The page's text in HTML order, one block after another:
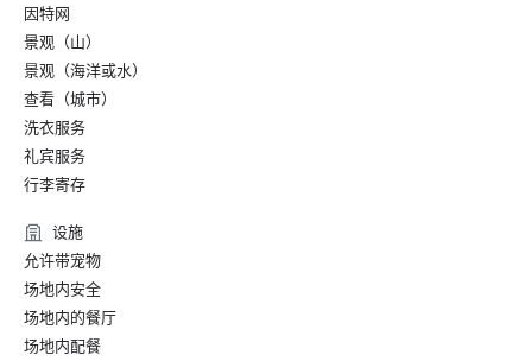
因特网
景观（山）
景观（海洋或水）
查看（城市）
洗衣服务
礼宾服务
行李寄存
设施
允许带宠物
场地内安全
场地内的餐厅
场地内配餐